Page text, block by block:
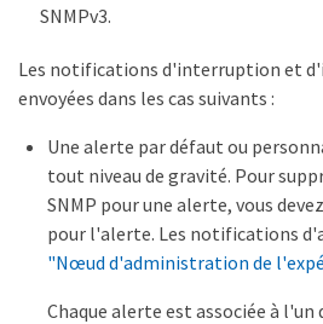
SNMPv3.
Les notifications d'interruption et
envoyées dans les cas suivants :
Une alerte par défaut ou
tout niveau de gravité. Pour
SNMP pour une alerte, vous devez
pour l'alerte. Les notifications
"Nœud d'administration de
Chaque alerte est associée à l'un